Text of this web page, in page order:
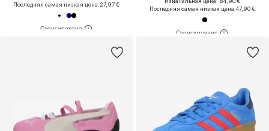
Последняя самая низкая цена:27,97 €
Последняя самая низкая цена:47,90 €